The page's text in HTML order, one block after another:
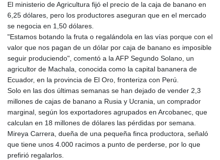
El ministerio de Agricultura fijó el precio de la caja de banano en
6,25 dólares, pero los productores aseguran que en el mercado
se negocia en 1,50 dólares.
"Estamos botando la fruta o regalándola en las vías porque con el
valor que nos pagan de un dólar por caja de banano es imposible
seguir produciendo", comentó a la AFP Segundo Solano, un
agricultor de Machala, conocida como la capital bananera de
Ecuador, en la provincia de El Oro, fronteriza con Perú.
Solo en las dos últimas semanas se han dejado de vender 2,3
millones de cajas de banano a Rusia y Ucrania, un comprador
marginal, según los exportadores agrupados en Arcobanec, que
calculan en 18 millones de dólares las pérdidas por semana.
Mireya Carrera, dueña de una pequeña finca productora, señaló
que tiene unos 4.000 racimos a punto de perderse, por lo que
prefirió regalarlos.